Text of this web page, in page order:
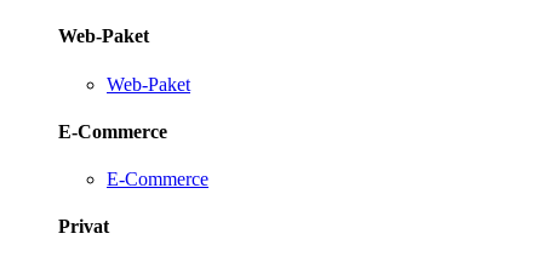
Web-Paket
Web-Paket
E-Commerce
E-Commerce
Privat